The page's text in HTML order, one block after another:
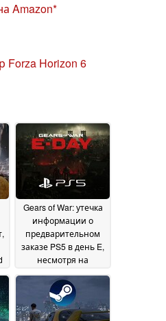
Amazon
Forza Horizon 6
Gears of War: утечка
информации о
предварительном
заказе PS5 в день E,
несмотря на
призывы к
эксклюзивным играм
для Xbox07 June 2026